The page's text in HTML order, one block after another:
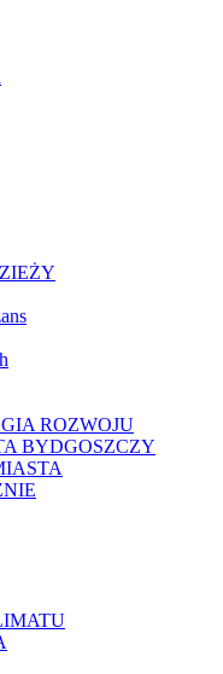
ROZWOJU
BYDGOSZCZY